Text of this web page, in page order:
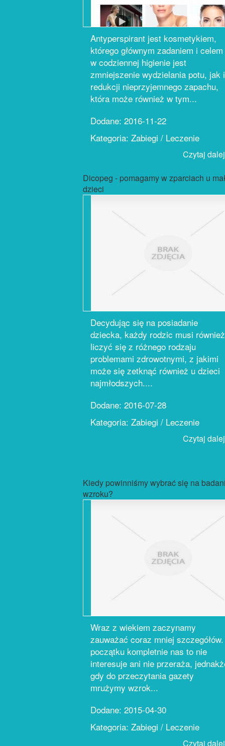
Antyperspirant jest kosmetykiem,
którego głównym zadaniem i celem
w codziennej higienie jest
zmniejszenie wydzielania potu, jak i
redukcji nieprzyjemnego zapachu,
która może również w tym...
Dodane: 2016-11-22
Kategoria: Zabiegi / Leczenie
Czytaj
Dicopeg - pomagamy w zparciach u
dzieci
Decydując się na posiadanie
dziecka, każdy rodzic musi również
liczyć się z różnego rodzaju
problemami zdrowotnymi, z jakimi
może się zetknąć również u dzieci
najmłodszych....
Dodane: 2016-07-28
Kategoria: Zabiegi / Leczenie
Czytaj
Kiedy powinniśmy wybrać się na
wzroku?
Wraz z wiekiem zaczynamy
zauważać coraz mniej
początku kompletnie nas to nie
interesuje ani nie przeraża,
gdy do przeczytania gazety
mrużymy wzrok...
Dodane: 2015-04-30
Kategoria: Zabiegi / Leczenie
Czytaj